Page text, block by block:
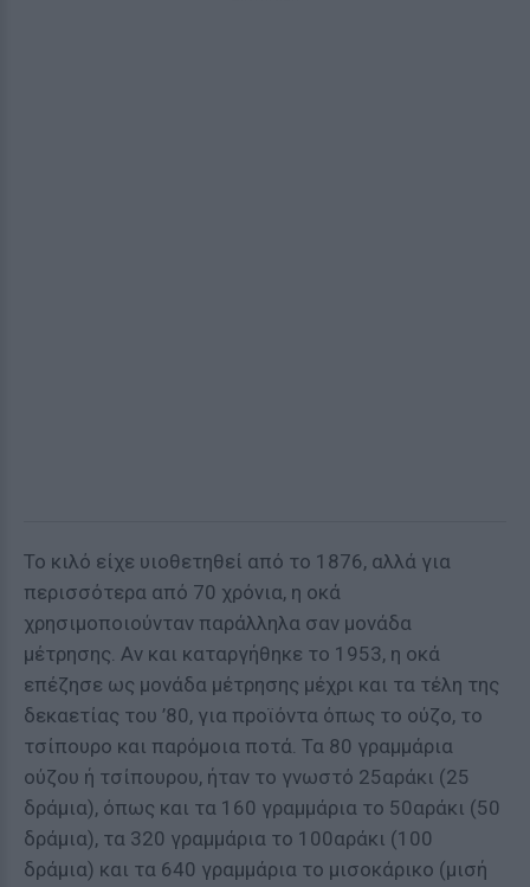
Το κιλό είχε υιοθετηθεί από το 1876, αλλά για
περισσότερα από 70 χρόνια, η οκά
χρησιμοποιούνταν παράλληλα σαν μονάδα
μέτρησης. Αν και καταργήθηκε το 1953, η οκά
επέζησε ως μονάδα μέτρησης μέχρι και τα τέλη της
δεκαετίας του ’80, για προϊόντα όπως το ούζο, το
τσίπουρο και παρόμοια ποτά. Τα 80 γραμμάρια
ούζου ή τσίπουρου, ήταν το γνωστό 25αράκι (25
δράμια), όπως και τα 160 γραμμάρια το 50αράκι (50
δράμια), τα 320 γραμμάρια το 100αράκι (100
δράμια) και τα 640 γραμμάρια το μισοκάρικο (μισή